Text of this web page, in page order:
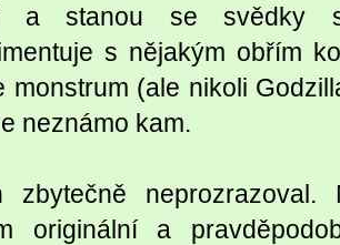
a stanou se svědky
s nějakým obřím
monstrum (ale nikoli
neznámo kam.
zbytečně
originální a